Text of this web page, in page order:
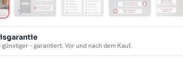
günstiger – garantiert. Vor und nach dem Kauf.